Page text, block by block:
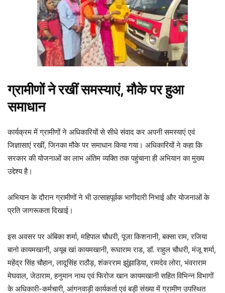
ग्रामीणों ने रखीं समस्याएं, मौके पर हुआ
समाधान
कार्यक्रम में ग्रामीणों ने अधिकारियों से सीधे संवाद कर अपनी समस्याएं एवं
जिज्ञासाएं रखीं, जिनका मौके पर समाधान किया गया। अधिकारियों ने कहा कि
सरकार की योजनाओं का लाभ अंतिम व्यक्ति तक पहुंचाना ही अभियान का मुख्य
उद्देश्य है।
अभियान के दौरान ग्रामीणों ने भी उत्साहपूर्वक भागीदारी निभाई और योजनाओं के
प्रति जागरूकता दिखाई।
इस अवसर पर अंबिका शर्मा,महिपाल चौधरी,पूजा किशनानी,बक्सा राम,रजिया
बानो कायमखानी, अयूब खां कायमखानी,रूघाराम राड,डॉ. राहुल चौधरी,मंजू शर्मा,
महेंद्र सिंह चौहान,लादूसिंह राठौड़,शंकरराम झुंझाडिया,रामदेव लोरा, भंवराराम
मेघवाल,जेठाराम,हनुमान नाथएवंफिरोज खान कायमखानीसहित विभिन्न विभागों
के अधिकारी-कर्मचारी, आंगनवाड़ी कार्यकर्ता एवं बड़ी संख्या में ग्रामीण उपस्थित